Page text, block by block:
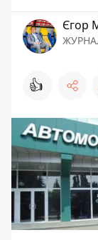
Єгор
👍